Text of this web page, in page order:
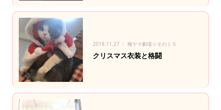
2018.11.27 梅ヤマ劇場☆その１５
クリスマス衣装と格闘